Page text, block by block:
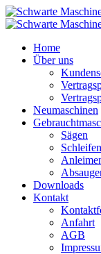
Home
Über uns
Neumaschinen
Sägen
Schleifen
Downloads
Kontakt
Anfahrt
AGB